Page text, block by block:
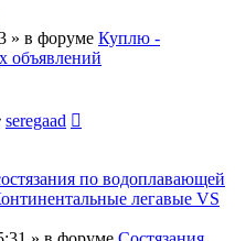
» в форуме Куплю -
объявлений
seregaad
по водоплавающей
легавые VS